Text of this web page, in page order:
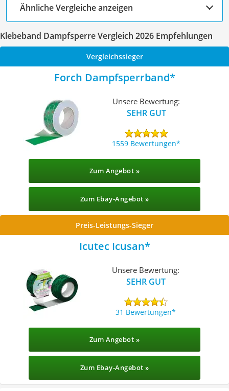
Ähnliche Vergleiche anzeigen
Klebeband Dampfsperre Vergleich 2026 Empfehlungen
Vergleichssieger
Forch Dampfsperrband
Unsere Bewertung:
SEHR GUT
1559 Bewertungen
Zum Angebot »
Zum Ebay-Angebot »
Preis-Leistungs-Sieger
Icutec Icusan
Unsere Bewertung:
SEHR GUT
31 Bewertungen
Zum Angebot »
Zum Ebay-Angebot »